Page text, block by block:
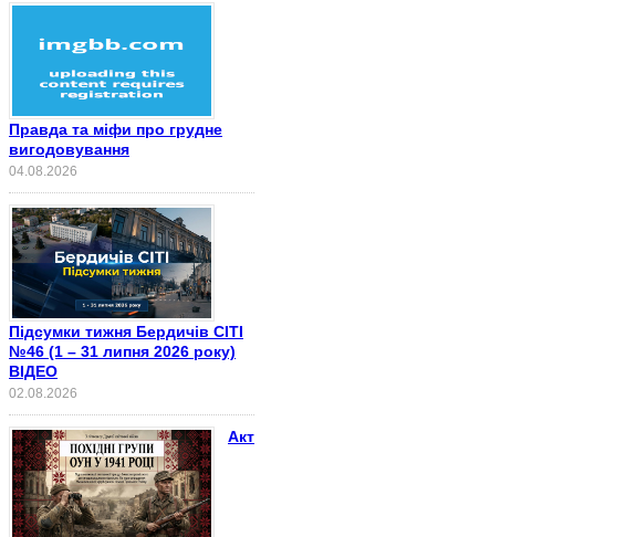
Правда та міфи про грудне
вигодовування
04.08.2026
Підсумки тижня Бердичів СІТІ
№46 (1 – 31 липня 2026 року)
ВІДЕО
02.08.2026
Акт